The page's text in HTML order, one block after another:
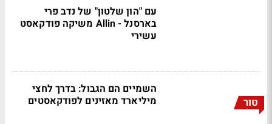
עם "הון שלטון" של נדב פרי
בארסנל - Allin משיקה פודקאסט
עשירי
טור
השמיים הם הגבול: בדרך לחצי
מיליארד מאזינים לפודקאסטים